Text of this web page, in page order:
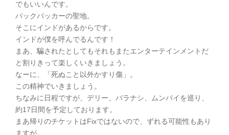
でもいいんです。
バックパッカーの聖地。
そこにインドがあるからです。
インドが僕を呼んでるんです！
まあ、騙されたとしてもそれもまたエンターテインメントだ
と割りきって楽しくいきましょう。
なーに、「死ぬこと以外かすり傷」。
この精神でいきましょう。
ちなみに日程ですが、デリー、バラナシ、ムンバイを巡り、
約17日間を予定しております。
まあ帰りのチケットはFixではないので、ずれる可能性もあり
ますが。